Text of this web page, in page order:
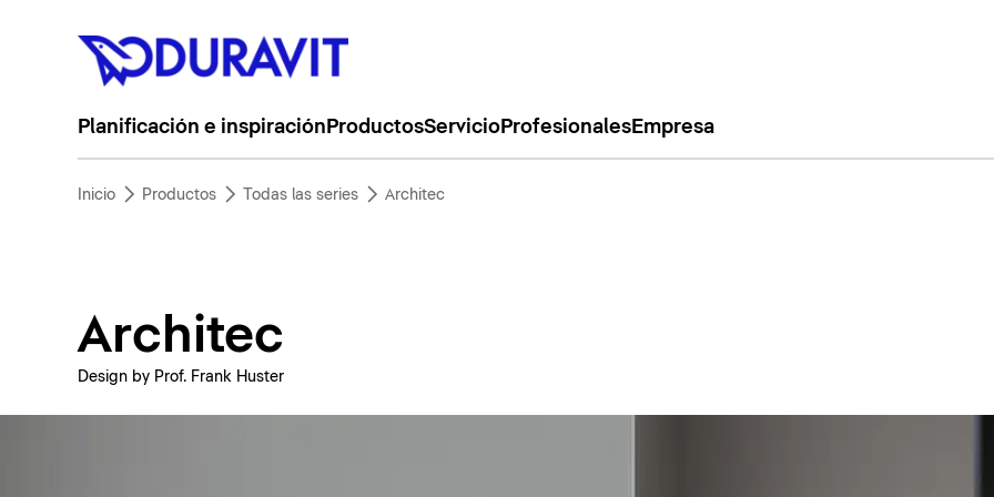
Planificación e inspiración ProductosServicioProfesionalesEmpresa
Inicio Productos Todas las series Architec
Architec
Design by Prof. Frank Huster